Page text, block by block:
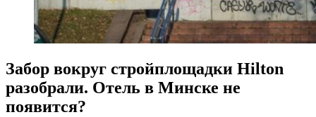
Забор вокруг стройплощадки Hilton
разобрали. Отель в Минске не
появится?